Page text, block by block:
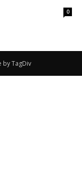
0
by TagDiv